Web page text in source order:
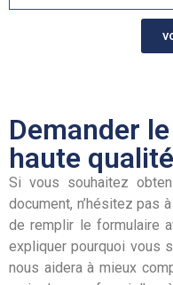
Demander
haute qualité
Si vous souhaitez
document, n’hésitez pas
de remplir le formulaire
expliquer pourquoi vous
nous aidera à mieux